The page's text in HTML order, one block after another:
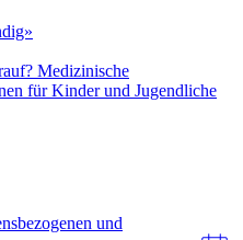
Medizinische
für Kinder und Jugendliche
und